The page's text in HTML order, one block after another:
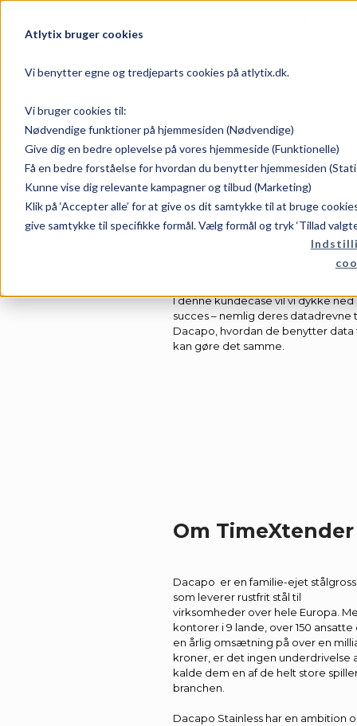
Atlytix bruger cookies
Vi benytter egne og tredjeparts cookies på atlytix.dk.
Vi bruger cookies til:
Nødvendige funktioner på hjemmesiden (Nødvendige)
Give dig en bedre oplevelse på vores hjemmeside (Funktionelle)
Få en bedre forståelse for hvordan du benytter hjemmesiden
Kunne vise dig relevante kampagner og tilbud (Marketing)
Klik på ‘Accepter alle’ for at give os dit samtykke til at bruge
give samtykke til specifikke formål. Vælg formål og tryk ‘Tillad
Dacapo
forretning
I denne kundecase vil vi dykke
succes – nemlig deres
Dacapo, hvordan de benytter
kan gøre det samme.
Om TimeXtender
Dacapo er en familie-ejet
som leverer rustfrit stål til
virksomheder over hele Europa.
kontorer i 9 lande, over 150 ansatte
en årlig omsætning på over en
kroner, er det ingen underdrivelse
kalde dem en af de helt store
branchen.
Dacapo Stainless har en ambition